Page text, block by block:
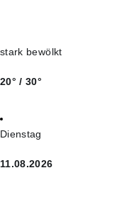
stark bewölkt
20° / 30°
Dienstag
11.08.2026